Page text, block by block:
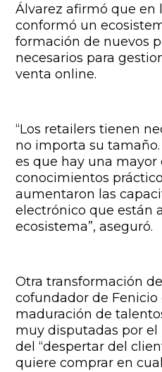
Álvarez afirmó que en
conformó un
formación de nuevos
necesarios para
venta online.
“Los retailers tienen
no importa su
es que hay una
conocimientos
aumentaron las
electrónico que están
ecosistema”, aseguró.
Otra transformación
cofundador de
maduración de
muy disputadas por el
del “despertar del
quiere comprar en